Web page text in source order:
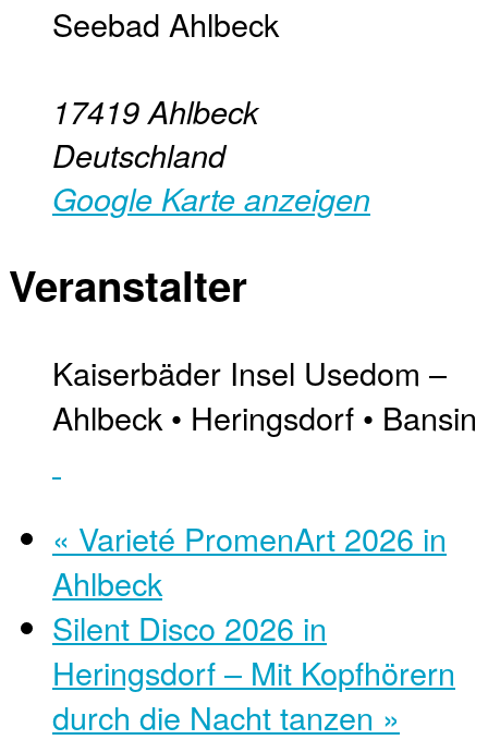
Seebad Ahlbeck
17419 Ahlbeck
Deutschland
Google Karte anzeigen
Veranstalter
Kaiserbäder Insel Usedom –
Ahlbeck • Heringsdorf • Bansin
« Varieté PromenArt 2026 in
Ahlbeck
Silent Disco 2026 in
Heringsdorf – Mit Kopfhörern
durch die Nacht tanzen »